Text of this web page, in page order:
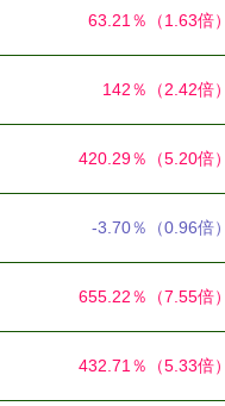
63.21％ （1.63倍）
142％ （2.42倍）
420.29％ （5.20倍）
-3.70％ （0.96倍）
655.22％ （7.55倍）
432.71％ （5.33倍）